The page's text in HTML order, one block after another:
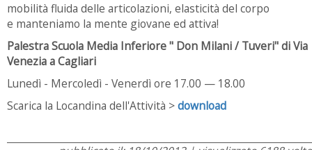
mobilità fluida delle articolazioni, elasticità del corpo
e manteniamo la mente giovane ed attiva!
Palestra Scuola Media Inferiore " Don Milani / Tuveri" di Via
Venezia a Cagliari
Lunedì - Mercoledì - Venerdì ore 17.00 — 18.00
Scarica la Locandina dell'Attività >download